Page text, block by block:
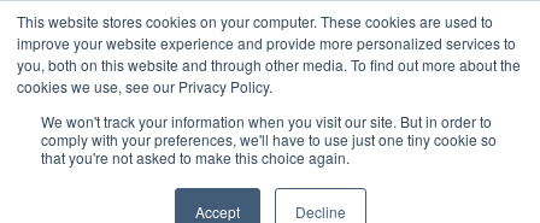
This website stores cookies on your computer. These cookies are used to
improve your website experience and provide more personalized services to
you, both on this website and through other media. To find out more about the
cookies we use, see our Privacy Policy.
We won't track your information when you visit our site. But in order to
comply with your preferences, we'll have to use just one tiny cookie so
that you're not asked to make this choice again.
Accept Decline
Lederpodden 11jul2025 270 Del